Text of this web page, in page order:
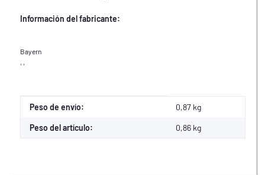
Información del fabricante:
Bayern
, ,
Propiedad del producto
Valor
Peso de envío: 0,87 kg
Peso del artículo: 0,86 kg